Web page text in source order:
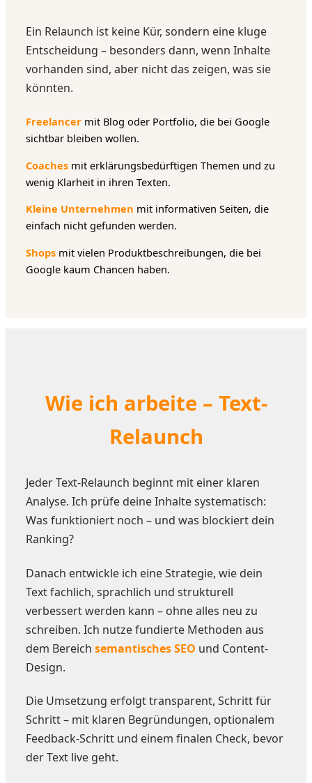
Ein Relaunch ist keine Kür, sondern eine kluge
Entscheidung – besonders dann, wenn Inhalte
vorhanden sind, aber nicht das zeigen, was sie
könnten.
Freelancer mit Blog oder Portfolio, die bei Google
sichtbar bleiben wollen.
Coaches mit erklärungsbedürftigen Themen und zu
wenig Klarheit in ihren Texten.
Kleine Unternehmen mit informativen Seiten, die
einfach nicht gefunden werden.
Shops mit vielen Produktbeschreibungen, die bei
Google kaum Chancen haben.
Wie ich arbeite – Text-
Relaunch
Jeder Text-Relaunch beginnt mit einer klaren
Analyse. Ich prüfe deine Inhalte systematisch:
Was funktioniert noch – und was blockiert dein
Ranking?
Danach entwickle ich eine Strategie, wie dein
Text fachlich, sprachlich und strukturell
verbessert werden kann – ohne alles neu zu
schreiben. Ich nutze fundierte Methoden aus
dem Bereichsemantisches SEO und Content-
Design.
Die Umsetzung erfolgt transparent, Schritt für
Schritt – mit klaren Begründungen, optionalem
Feedback-Schritt und einem finalen Check, bevor
der Text live geht.